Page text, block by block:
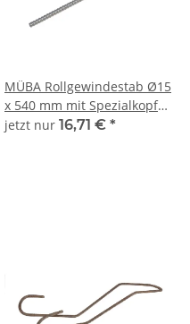
MÜBA Rollgewindestab Ø15
x 540 mm mit Spezialkopf
zum Einstecken in den
jetzt nur 16,71 € *